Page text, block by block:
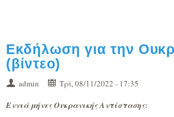
Εκδήλωση για την
(βίντεο)
admin
Τρί, 08/11/2022 - 17:35
Εννιά μήνες Ουκρανικής Αντίστασης: